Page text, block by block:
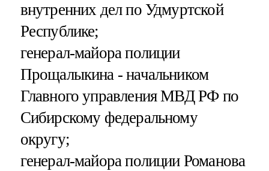
внутренних дел по Удмуртской
Республике;
генерал-майора полиции
Прощалыкина - начальником
Главного управления МВД РФ по
Сибирскому федеральному
округу;
генерал-майора полиции Романова